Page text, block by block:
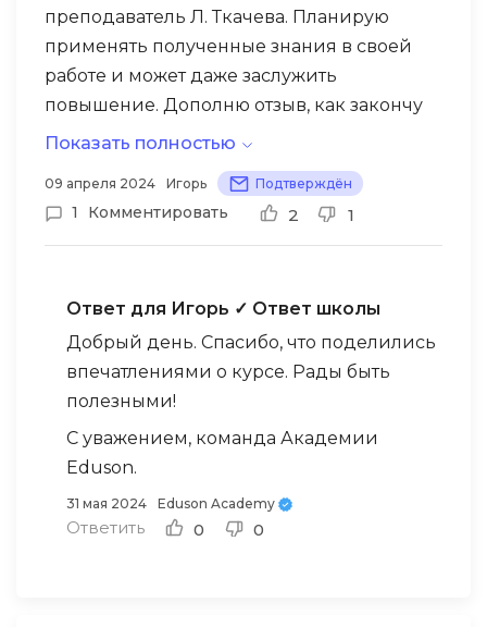
преподаватель Л. Ткачева. Планирую
применять полученные знания в своей
работе и может даже заслужить
повышение. Дополню отзыв, как закончу
обучение.
Показать полностью
09 апреля 2024 Игорь Подтверждён
1 Комментировать 2 1
Ответ для Игорь ✓ Ответ школы
Добрый день. Спасибо, что поделились
впечатлениями о курсе. Рады быть
полезными!
С уважением, команда Академии
Eduson.
31 мая 2024 Eduson Academy
Ответить 0 0